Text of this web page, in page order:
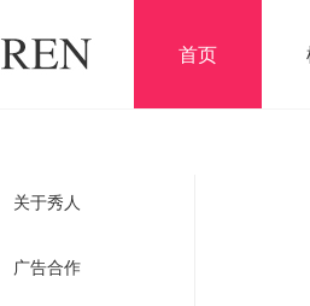
首页
关于秀人
广告合作